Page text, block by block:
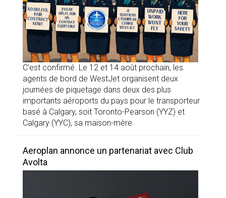
C’est confirmé. Le 12 et 14 août prochain, les
agents de bord de WestJet organisent deux
journées de piquetage dans deux des plus
importants aéroports du pays pour le transporteur
basé à Calgary, soit Toronto-Pearson (YYZ) et
Calgary (YYC), sa maison-mère.
Aeroplan annonce un partenariat avec Club
Avolta